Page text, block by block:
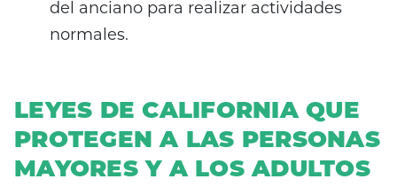
del anciano para realizar actividades
normales.
LEYES DE CALIFORNIA QUE
PROTEGEN A LAS PERSONAS
MAYORES Y A LOS ADULTOS